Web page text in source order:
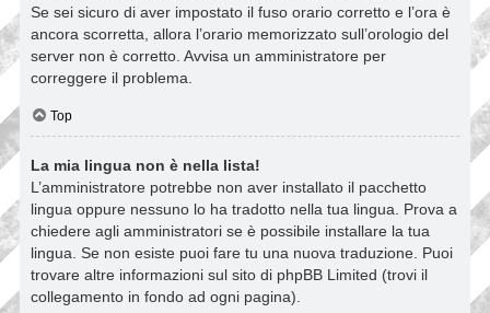
Se sei sicuro di aver impostato il fuso orario corretto e l’ora è
ancora scorretta, allora l’orario memorizzato sull’orologio del
server non è corretto. Avvisa un amministratore per
correggere il problema.
Top
La mia lingua non è nella lista!
L’amministratore potrebbe non aver installato il pacchetto
lingua oppure nessuno lo ha tradotto nella tua lingua. Prova a
chiedere agli amministratori se è possibile installare la tua
lingua. Se non esiste puoi fare tu una nuova traduzione. Puoi
trovare altre informazioni sul sito di phpBB Limited (trovi il
collegamento in fondo ad ogni pagina).